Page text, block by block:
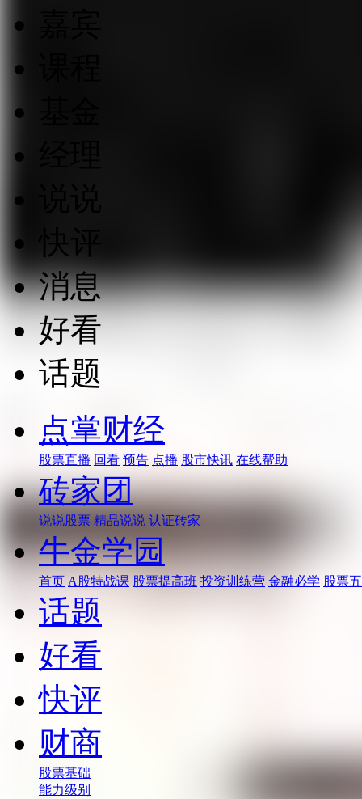
快评
消息
好看
话题
点掌财经
股票直播 回看 预告 点播 股市快讯 在线帮助
砖家团
说说股票 精品说说 认证砖家
牛金学园
首页 A股特战课 股票提高班 投资训练营 金融必学 股票
话题
好看
快评
财商
股票基础
能力级别